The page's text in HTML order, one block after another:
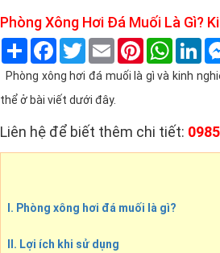
Phòng Xông Hơi Đá Muối Là Gì?
Share FacebookTwitterEmail Pinterest
Phòng xông hơi đá muối là gì và kinh
thể ở bài viết dưới đây.
Liên hệ để biết thêm chi tiết:
I. Phòng xông hơi đá muối là gì?
II. Lợi ích khi sử dụng